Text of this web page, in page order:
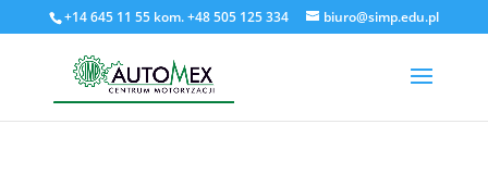
+14 645 11 55 kom. +48 505 125 334 biuro@simp.edu.pl